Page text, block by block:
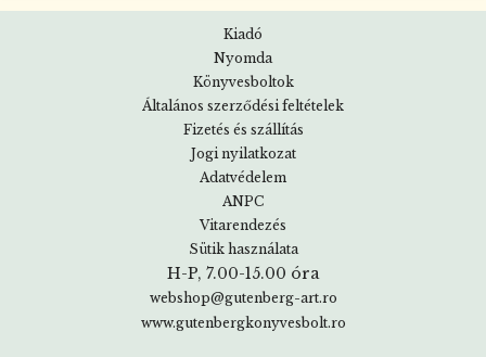
Kiadó
Nyomda
Könyvesboltok
Általános szerződési feltételek
Fizetés és szállítás
Jogi nyilatkozat
Adatvédelem
ANPC
Vitarendezés
Sütik használata
H-P, 7.00-15.00 óra
webshop@gutenberg-art.ro
www.gutenbergkonyvesbolt.ro